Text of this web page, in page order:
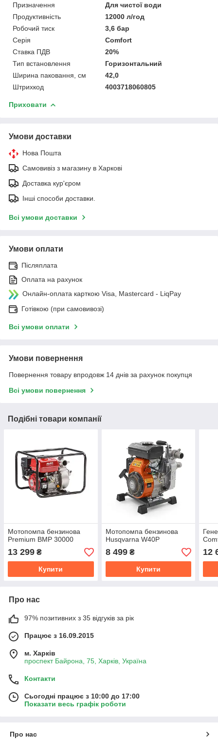
Призначення
Для чистої води
Продуктивність
12000 л/год
Робочий тиск
3,6 бар
Серія
Comfort
Ставка ПДВ
20%
Тип встановлення
Горизонтальний
Ширина паковання, см
42,0
Штрихкод
4003718060805
Приховати
Умови доставки
Нова Пошта
Самовивіз з магазину в Харкові
Доставка кур'єром
Інші способи доставки.
Всі умови доставки
Умови оплати
Післяплата
Оплата на рахунок
Онлайн-оплата карткою Visa, Mastercard - LiqPay
Готівкою (при самовивозі)
Всі умови оплати
Умови повернення
Повернення товару впродовж 14 днів за рахунок покупця
Всі умови повернення
Подібні товари компанії
Мотопомпа бензинова
Premium BMP 30000
13 299 ₴
Купити
Мотопомпа бензинова
Husqvarna W40P
8 499₴
Купити
12
Про нас
97% позитивних з 35 відгуків за рік
Працює з 16.09.2015
м. Харків
проспект Байрона, 75, Харків, Україна
Контакти
Сьогодні працює з 10:00 до 17:00
Показати весь графік роботи
Про нас